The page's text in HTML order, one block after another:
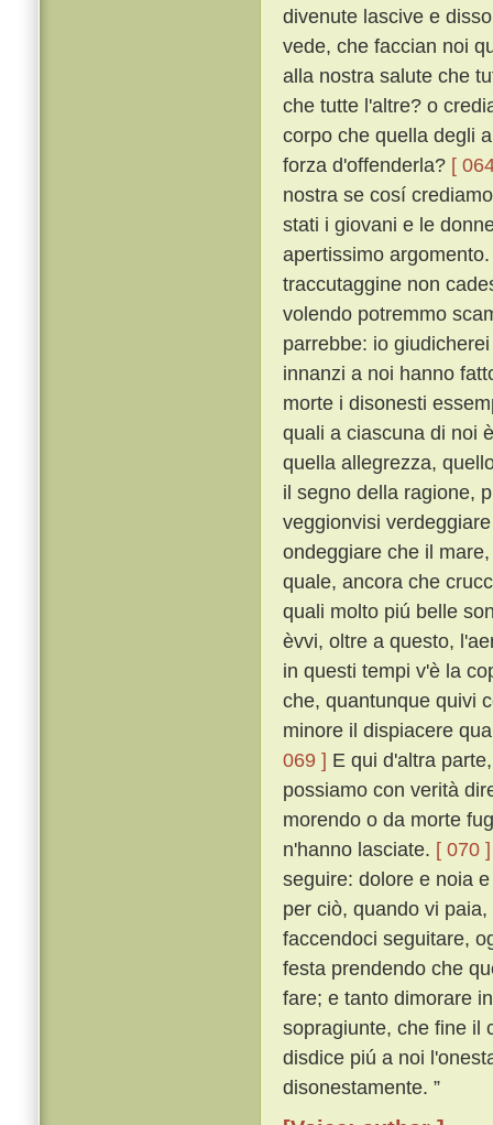
divenute lascive e
vede, che faccian noi
alla nostra salute che
che tutte l'altre? o
corpo che quella degli
forza d'offenderla? [
nostra se cosí
stati i giovani e le
apertissimo
traccutaggine non
volendo potremmo
parrebbe: io
innanzi a noi hanno
morte i disonesti
quali a ciascuna di noi
quella allegrezza,
il segno della ragione,
veggionvisi
ondeggiare che il
quale, ancora che
quali molto piú belle
èvvi, oltre a questo,
in questi tempi v'è la
che, quantunque quivi
minore il dispiacere
069 ] E qui d'altra
possiamo con verità
morendo o da morte
n'hanno lasciate. [ 070 ]
seguire: dolore e noia
per ciò, quando vi
faccendoci seguitare,
festa prendendo che
fare; e tanto dimorare
sopragiunte, che fine il
disdice piú a noi
disonestamente. ”